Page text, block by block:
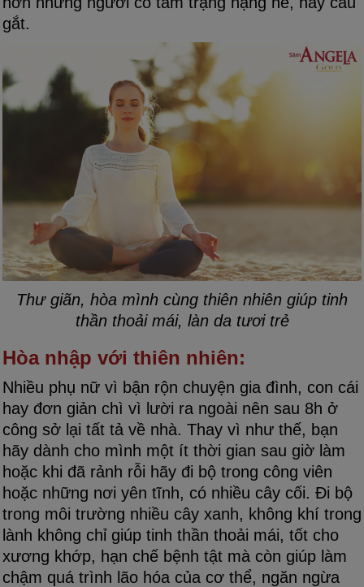
gắt.
Thư giãn, hòa mình cùng thiên nhiên giúp tinh
thần thoải mái, làn da tươi trẻ
Hòa nhập với thiên nhiên:
Nhiều phụ nữ vì bận rộn chuyện gia đình, con cái
hay đơn giản chì vì lười ra ngoài nên sau 8h ở
công sở lại tất tả về nhà. Thay vì như thế, bạn
hãy dành cho mình một ít thời gian sau giờ làm
hoặc khi đã rảnh rỗi hãy đi bộ trong công viên
hoặc những nơi yên tĩnh, có nhiều cây cối. Đi bộ
trong môi trường nhiều cây xanh, không khí trong
lành không chỉ giúp tinh thần thoải mái, tốt cho
xương khớp, hạn chế bệnh tật mà còn giúp làm
chậm quá trình lão hóa của cơ thể, ngăn ngừa